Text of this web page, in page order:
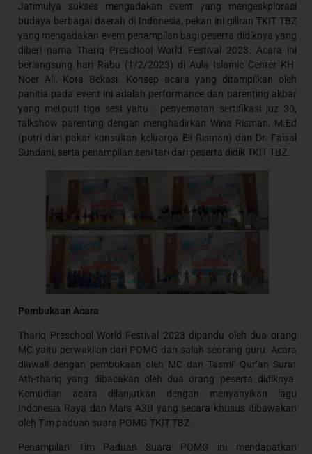
Jatimulya sukses mengadakan event yang mengeskplorasi
budaya berbagai daerah di Indonesia, pekan ini giliran TKIT TBZ
yang mengadakan event penampilan bagi peserta didiknya yang
diberi nama Thariq Preschool World Festival 2023. Acara ini
berlangsung hari Rabu (1/2/2023) di Aula Islamic Center KH.
Noer Ali, Kota Bekasi. Konsep acara yang ditampilkan oleh
panitia pada event ini adalah performance dan parenting akbar
yang meliputi tiga sesi yaitu : penyematan sertifikasi juz 30,
talkshow parenting dengan menghadirkan Wina Risman, M.Ed
(putri dari pakar konsultan keluarga Eli Risman) dan Dr. Faisal
Sundani, serta penampilan seni tari dari peserta didik TKIT TBZ.
Pembukaan Acara
Thariq Preschool World Festival 2023 dipandu oleh dua orang
MC yaitu perwakilan dari POMG dan salah seorang guru. Acara
diawali dengan pembukaan oleh MC dan Tasmi’ Qur’an Surat
Ath-thariq yang dibacakan oleh dua orang peserta didiknya.
Kemudian acara dilanjutkan dengan menyanyikan lagu
Indonesia Raya dan Mars A3B yang secara khusus dibawakan
oleh Tim paduan suara POMG TKIT TBZ.
Penampilan Tim Paduan Suara POMG ini mendapatkan